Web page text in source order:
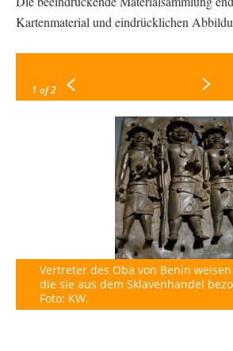
Kartenmaterial und eindrücklichen
1 of 2
Vertreter des Oba von Benin
die sie aus dem Sklavenhandel
Foto: KW.